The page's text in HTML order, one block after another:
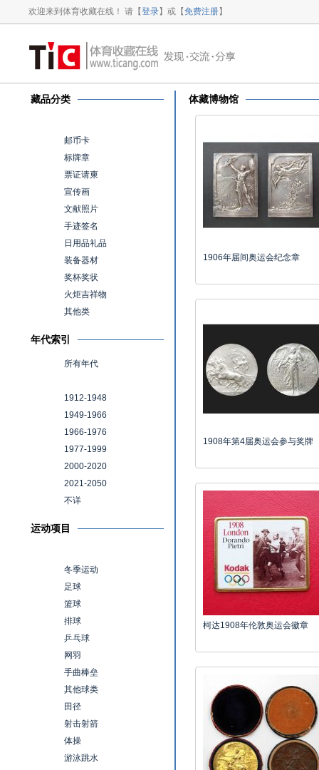
欢迎来到体育收藏在线！ 请【登录】或【免费注册】
藏品分类
邮币卡
标牌章
票证请柬
宣传画
文献照片
手迹签名
日用品礼品
装备器材
奖杯奖状
火炬吉祥物
其他类
年代索引
所有年代
1912-1948
1949-1966
1966-1976
1977-1999
2000-2020
2021-2050
不详
运动项目
冬季运动
足球
篮球
排球
乒乓球
网羽
手曲棒垒
其他球类
田径
射击射箭
体操
游泳跳水
体藏博物馆
1906年届间奥运会纪念章
1908年第4届奥运会参与奖牌
柯达1908年伦敦奥运会徽章